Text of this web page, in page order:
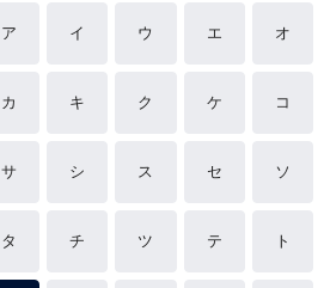
ア イ ウ エ オ
カ キ ク ケ コ
サ シ ス セ ソ
タ チ ツ テ ト